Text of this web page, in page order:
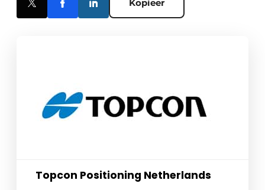
Kopieer
Topcon Positioning Netherlands